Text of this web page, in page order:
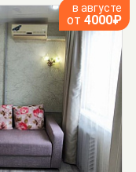
в августе
от 4000₽